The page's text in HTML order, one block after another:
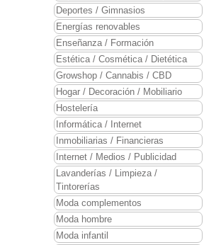
Deportes / Gimnasios
Energías renovables
Enseñanza / Formación
Estética / Cosmética / Dietética
Growshop / Cannabis / CBD
Hogar / Decoración / Mobiliario
Hostelería
Informática / Internet
Inmobiliarias / Financieras
Internet / Medios / Publicidad
Lavanderías / Limpieza /
Tintorerías
Moda complementos
Moda hombre
Moda infantil